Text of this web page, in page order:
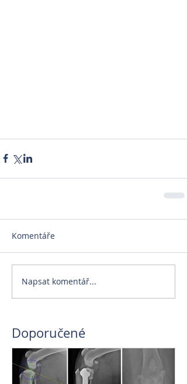
Komentáře
Napsat komentář...
Doporučené